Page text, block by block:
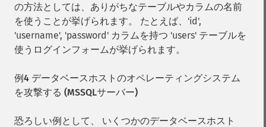
の方法としては、ありがちなテーブルやカラムの名前
を使うことが挙げられます。 たとえば、'id',
'username', 'password' カラムを持つ 'users' テーブルを
使うログインフォームが挙げられます。
例4 データベースホストのオペレーティングシステム
を攻撃する (MSSQLサーバー)
恐ろしい例として、 いくつかのデータベースホスト